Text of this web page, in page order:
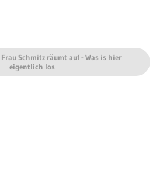
Frau Schmitz räumt auf - Was is hier
eigentlich los